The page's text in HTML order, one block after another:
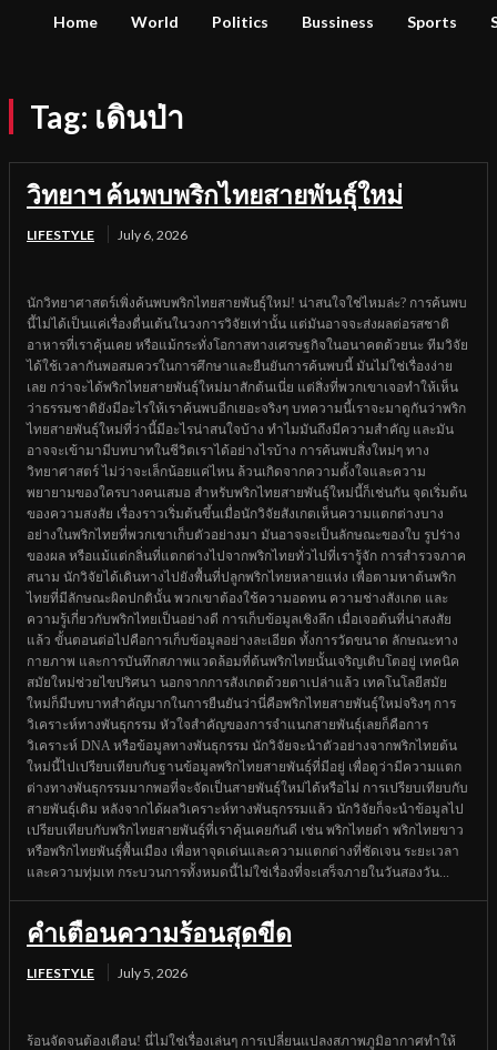
Home World Politics Bussiness Sports
Tag: เดินป่า
วิทยาฯ ค้นพบพริกไทยสายพันธุ์ใหม่
LIFESTYLE July 6, 2026
นักวิทยาศาสตร์เพิ่งค้นพบพริกไทยสายพันธุ์ใหม่! น่าสนใจใช่ไหมล่ะ? การค้นพบ
นี้ไม่ได้เป็นแค่เรื่องตื่นเต้นในวงการวิจัยเท่านั้น แต่มันอาจจะส่งผลต่อรสชาติ
อาหารที่เราคุ้นเคย หรือแม้กระทั่งโอกาสทางเศรษฐกิจในอนาคตด้วยนะ ทีมวิจัย
ได้ใช้เวลากันพอสมควรในการศึกษาและยืนยันการค้นพบนี้ มันไม่ใช่เรื่องง่าย
เลย กว่าจะได้พริกไทยสายพันธุ์ใหม่มาสักต้นเนี่ย แต่สิ่งที่พวกเขาเจอทำให้เห็น
ว่าธรรมชาติยังมีอะไรให้เราค้นพบอีกเยอะจริงๆ บทความนี้เราจะมาดูกันว่าพริก
ไทยสายพันธุ์ใหม่ที่ว่านี้มีอะไรน่าสนใจบ้าง ทำไมมันถึงมีความสำคัญ และมัน
อาจจะเข้ามามีบทบาทในชีวิตเราได้อย่างไรบ้าง การค้นพบสิ่งใหม่ๆ ทาง
วิทยาศาสตร์ ไม่ว่าจะเล็กน้อยแค่ไหน ล้วนเกิดจากความตั้งใจและความ
พยายามของใครบางคนเสมอ สำหรับพริกไทยสายพันธุ์ใหม่นี้ก็เช่นกัน จุดเริ่มต้น
ของความสงสัย เรื่องราวเริ่มต้นขึ้นเมื่อนักวิจัยสังเกตเห็นความแตกต่างบาง
อย่างในพริกไทยที่พวกเขาเก็บตัวอย่างมา มันอาจจะเป็นลักษณะของใบ รูปร่าง
ของผล หรือแม้แต่กลิ่นที่แตกต่างไปจากพริกไทยทั่วไปที่เรารู้จัก การสำรวจภาค
สนาม นักวิจัยได้เดินทางไปยังพื้นที่ปลูกพริกไทยหลายแห่ง เพื่อตามหาต้นพริก
ไทยที่มีลักษณะผิดปกตินั้น พวกเขาต้องใช้ความอดทน ความช่างสังเกต และ
ความรู้เกี่ยวกับพริกไทยเป็นอย่างดี การเก็บข้อมูลเชิงลึก เมื่อเจอต้นที่น่าสงสัย
แล้ว ขั้นตอนต่อไปคือการเก็บข้อมูลอย่างละเอียด ทั้งการวัดขนาด ลักษณะทาง
กายภาพ และการบันทึกสภาพแวดล้อมที่ต้นพริกไทยนั้นเจริญเติบโตอยู่ เทคนิค
สมัยใหม่ช่วยไขปริศนา นอกจากการสังเกตด้วยตาเปล่าแล้ว เทคโนโลยีสมัย
ใหม่ก็มีบทบาทสำคัญมากในการยืนยันว่านี่คือพริกไทยสายพันธุ์ใหม่จริงๆ การ
วิเคราะห์ทางพันธุกรรม หัวใจสำคัญของการจำแนกสายพันธุ์เลยก็คือการ
วิเคราะห์ DNA หรือข้อมูลทางพันธุกรรม นักวิจัยจะนำตัวอย่างจากพริกไทยต้น
ใหม่นี้ไปเปรียบเทียบกับฐานข้อมูลพริกไทยสายพันธุ์ที่มีอยู่ เพื่อดูว่ามีความแตก
ต่างทางพันธุกรรมมากพอที่จะจัดเป็นสายพันธุ์ใหม่ได้หรือไม่ การเปรียบเทียบกับ
สายพันธุ์เดิม หลังจากได้ผลวิเคราะห์ทางพันธุกรรมแล้ว นักวิจัยก็จะนำข้อมูลไป
เปรียบเทียบกับพริกไทยสายพันธุ์ที่เราคุ้นเคยกันดี เช่น พริกไทยดำ พริกไทยขาว
หรือพริกไทยพันธุ์พื้นเมือง เพื่อหาจุดเด่นและความแตกต่างที่ชัดเจน ระยะเวลา
และความทุ่มเท กระบวนการทั้งหมดนี้ไม่ใช่เรื่องที่จะเสร็จภายในวันสองวัน...
คำเตือนความร้อนสุดขีด
LIFESTYLE July 5, 2026
ร้อนจัดจนต้องเตือน! นี่ไม่ใช่เรื่องเล่นๆ การเปลี่ยนแปลงสภาพภูมิอากาศทำให้